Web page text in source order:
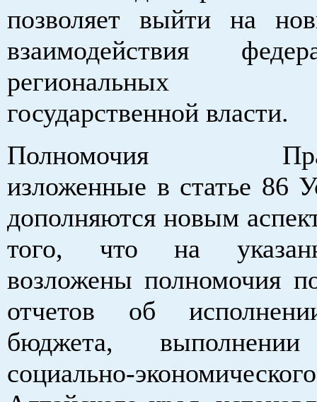
позволяет выйти на
взаимодействия
региональных
государственной власти.
Полномочия
изложенные в статье 86
дополняются новым
того, что на
возложены полномочия
отчетов об
бюджета,
социально-